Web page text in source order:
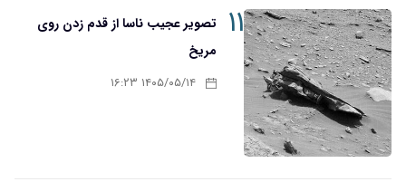
۱۱ تصویر عجیب ناسا از قدم زدن روی
مریخ
۱۴۰۵/۰۵/۱۴ ۱۶:۲۳